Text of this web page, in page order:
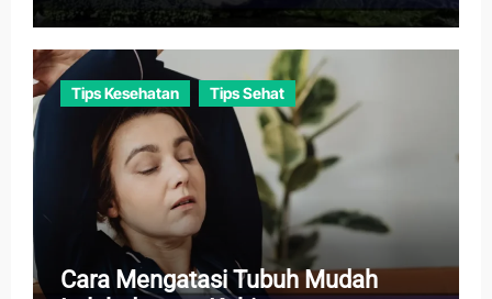
Tips Kesehatan Tips Sehat
Cara Mengatasi Tubuh Mudah